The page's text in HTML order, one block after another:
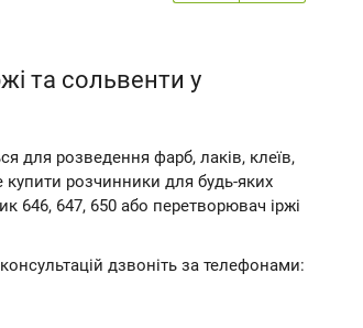
та сольвенти у
для розведення фарб, лаків, клеїв,
купити розчинники для будь-яких
646, 647, 650 або перетворювач іржі
дзвоніть за телефонами: